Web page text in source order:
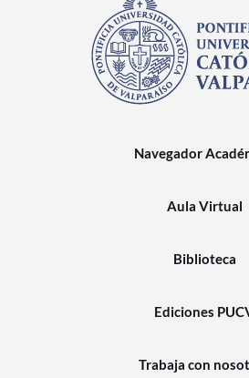
Navegador
Aula Virtual
Biblioteca
Ediciones
Trabaja con